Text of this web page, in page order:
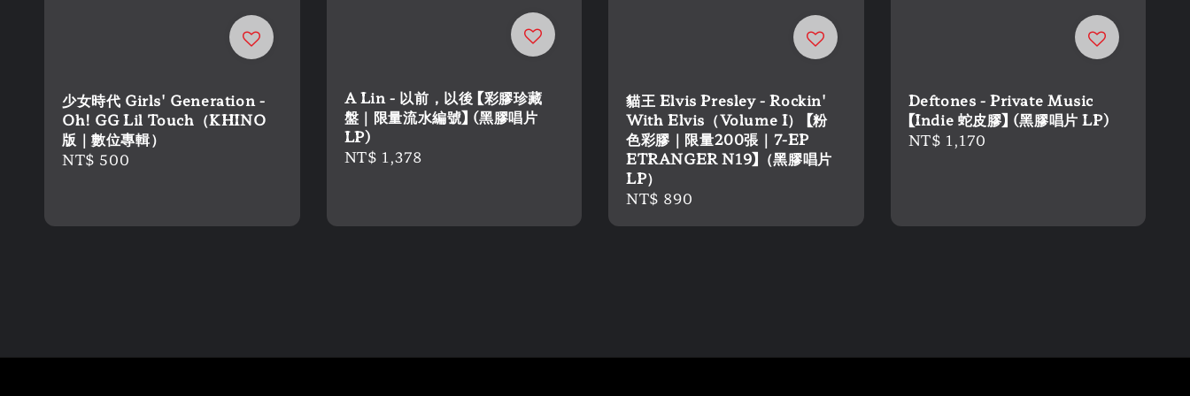
少女時代 Girls' Generation -
Oh! GG Lil Touch（KHINO
版｜數位專輯）
Regular
NT$ 500
A Lin - 以前，以後 【彩膠珍藏
盤｜限量流水編號】 (黑膠唱片
LP)
Regular
NT$ 1,378
貓王 Elvis Presley - Rockin'
With Elvis（Volume I） 【粉
色彩膠｜限量200張｜7-EP
ETRANGER N19】（黑膠唱片
LP）
Regular
NT$ 890
Deftones - Private Music
【Indie 蛇皮膠】 (黑膠唱片 LP)
Regular
NT$ 1,170